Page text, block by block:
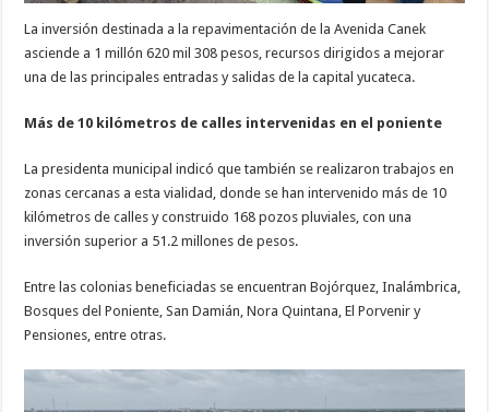
La inversión destinada a la repavimentación de la Avenida Canek
asciende a 1 millón 620 mil 308 pesos, recursos dirigidos a mejorar
una de las principales entradas y salidas de la capital yucateca.
Más de 10 kilómetros de calles intervenidas en el poniente
La presidenta municipal indicó que también se realizaron trabajos en
zonas cercanas a esta vialidad, donde se han intervenido más de 10
kilómetros de calles y construido 168 pozos pluviales, con una
inversión superior a 51.2 millones de pesos.
Entre las colonias beneficiadas se encuentran Bojórquez, Inalámbrica,
Bosques del Poniente, San Damián, Nora Quintana, El Porvenir y
Pensiones, entre otras.